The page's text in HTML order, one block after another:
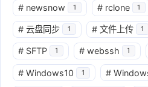
# newsnow 1 # rclone 1
# 云盘同步 1 # 文件上传 1
# SFTP 1 # webssh 1
# Windows10 1 #